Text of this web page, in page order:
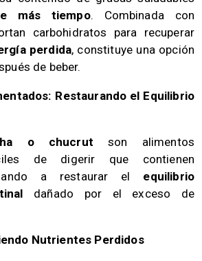
más tiempo. Combinada con
carbohidratos para recuperar
perdida, constituye una opción
de beber.
Restaurando el Equilibrio
o chucrutson alimentos
de digerir que contienen
a restaurar el equilibrio
dañado por el exceso de
Nutrientes Perdidos